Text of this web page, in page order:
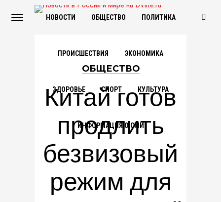
НОВОСТИ ОБЩЕСТВО ПОЛИТИКА
ПРОИСШЕСТВИЯ ЭКОНОМИКА
ЗДОРОВЬЕ СПОРТ КУЛЬТУРА
ИНФОРМАЦИЯ О СМИ
ОБЩЕСТВО
Китай готов
продлить
безвизовый
режим для